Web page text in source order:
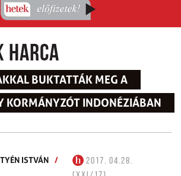
harca
BUKTATTÁK MEG A
KORMÁNYZÓT INDONÉZIÁBAN
ISTVÁN /
2017. 04.28.